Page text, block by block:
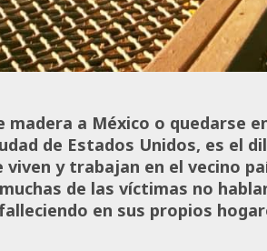
a México o quedarse
de Estados Unidos, es el
viven y trabajan en el vecino
de las víctimas no
en sus propios